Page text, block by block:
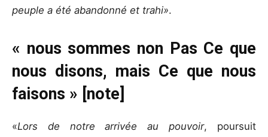
peuple a été abandonné et trahi».
« nous sommes non Pas Ce que
nous disons, mais Ce que nous
faisons » [note]
«Lors de notre arrivée au pouvoir, poursuit